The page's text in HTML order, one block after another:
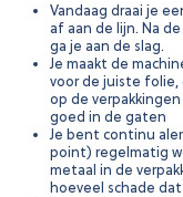
Vandaag draai je
af aan de lijn. Na
ga je aan de slag.
Je maakt de
voor de juiste
op de
goed in de gaten
Je bent continu
point) regelmatig
metaal in de
hoeveel schade